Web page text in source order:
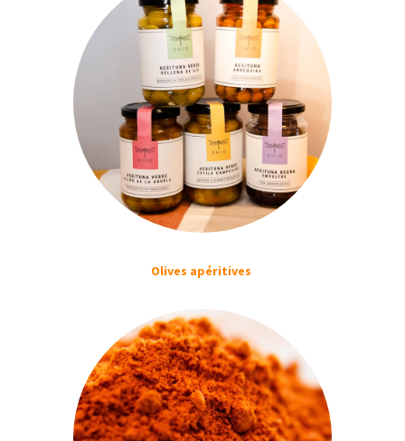
Olives apéritives